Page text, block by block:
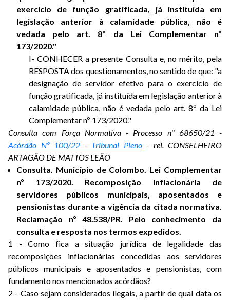
exercício de função gratificada, já instituída em
legislação anterior à calamidade pública, não é
vedada pelo art. 8º da Lei Complementar nº
173/2020."
I- CONHECER a presente Consulta e, no mérito, pela
RESPOSTA dos questionamentos, no sentido de que: "a
designação de servidor efetivo para o exercício de
função gratificada, já instituída em legislação anterior à
calamidade pública, não é vedada pelo art. 8º da Lei
Complementar nº 173/2020."
Consulta com Força Normativa - Processo nº 68650/21 -
Acórdão Nº 100/22 - Tribunal Pleno- rel. CONSELHEIRO
ARTAGÃO DE MATTOS LEÃO
Consulta. Município de Colombo. Lei Complementar
nº 173/2020. Recomposição inflacionária de
servidores públicos municipais, aposentados e
pensionistas durante a vigência da citada normativa.
Reclamação nº 48.538/PR. Pelo conhecimento da
consulta e resposta nos termos expedidos.
1 - Como fica a situação jurídica de legalidade das
recomposições inflacionárias concedidas aos servidores
públicos municipais e aposentados e pensionistas, com
fundamento nos mencionados acórdãos?
2 - Caso sejam considerados ilegais, a partir de qual data os